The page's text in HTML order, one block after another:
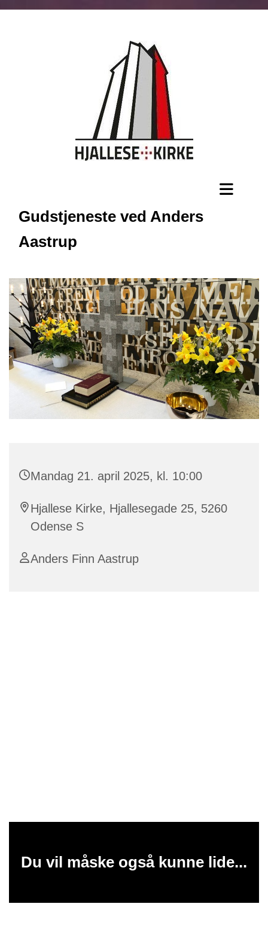
Gudstjeneste ved Anders
Aastrup
Mandag 21. april 2025, kl. 10:00
Hjallese Kirke, Hjallesegade 25, 5260
Odense S
Anders Finn Aastrup
Du vil måske også kunne lide...